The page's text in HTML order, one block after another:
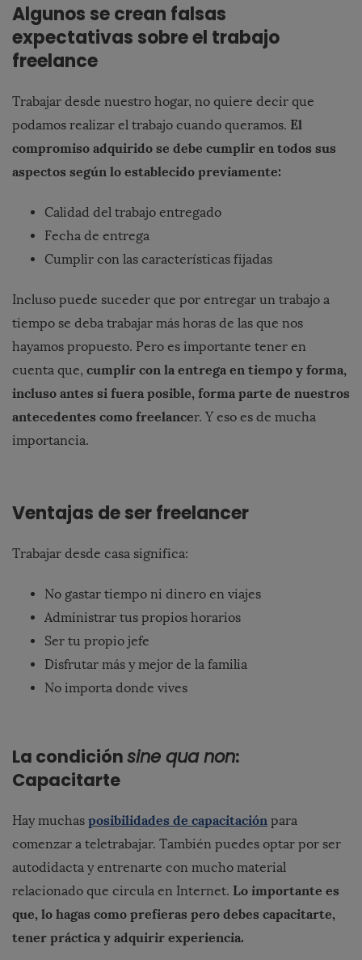
Algunos se crean falsas
expectativas sobre el trabajo
freelance
Trabajar desde nuestro hogar, no quiere decir que
podamos realizar el trabajo cuando queramos. El
compromiso adquirido se debe cumplir en todos sus
aspectos según lo establecido previamente:
Calidad del trabajo entregado
Fecha de entrega
Cumplir con las características fijadas
Incluso puede suceder que por entregar un trabajo a
tiempo se deba trabajar más horas de las que nos
hayamos propuesto. Pero es importante tener en
cuenta que, cumplir con la entrega en tiempo y forma,
incluso antes si fuera posible, forma parte de nuestros
antecedentes como freelancer. Y eso es de mucha
importancia.
Ventajas de ser freelancer
Trabajar desde casa significa:
No gastar tiempo ni dinero en viajes
Administrar tus propios horarios
Ser tu propio jefe
Disfrutar más y mejor de la familia
No importa donde vives
La condiciónsine qua non:
Capacitarte
Hay muchas posibilidades de capacitación para
comenzar a teletrabajar. También puedes optar por ser
autodidacta y entrenarte con mucho material
relacionado que circula en Internet. Lo importante es
que, lo hagas como prefieras pero debes capacitarte,
tener práctica y adquirir experiencia.